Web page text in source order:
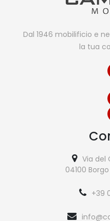
Dal 1946 mobilificio e
la tua
Via del
04100
+39